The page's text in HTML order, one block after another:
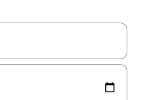
の矢印キーを使って移動するか